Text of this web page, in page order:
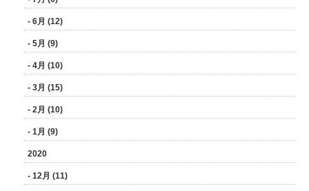
- 6月 (12)
- 5月 (9)
- 4月 (10)
- 3月 (15)
- 2月 (10)
- 1月 (9)
2020
- 12月 (11)